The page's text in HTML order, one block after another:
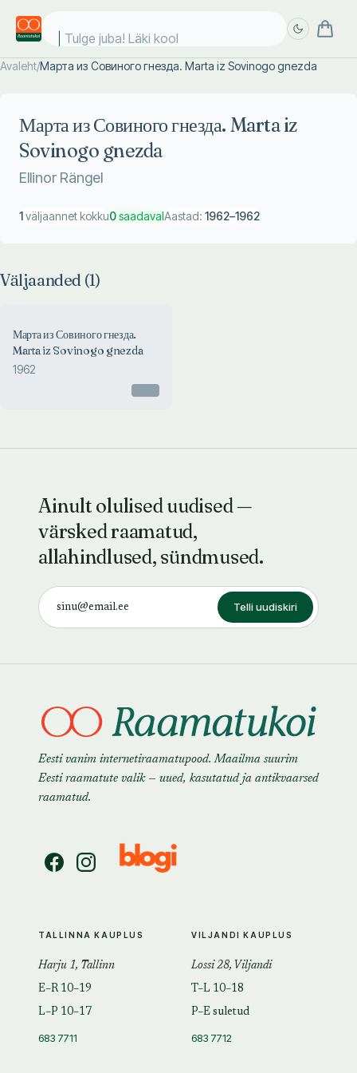
Tulge juba! Läki kooli
Avaleht/Марта из Совиного гнезда. Marta iz Sovinogo gnezda
Марта из Совиного гнезда. Marta iz
Sovinogo gnezda
Ellinor Rängel
1väljaannet kokku0saadavalAastad: 1962–1962
Väljaanded (1)
Марта из Совиного гнезда.
Marta iz Sovinogo gnezda
1962
Ainult olulised uudised —
värsked raamatud,
allahindlused, sündmused.
Telli uudiskiri
Eesti vanim internetiraamatupood. Maailma suurim
Eesti raamatute valik — uued, kasutatud ja antikvaarsed
raamatud.
TALLINNA KAUPLUS
Harju 1, Tallinn
E–R 10–19
L–P 10–17
683 7711
VILJANDI KAUPLUS
Lossi 28, Viljandi
T–L 10–18
P–E suletud
683 7712